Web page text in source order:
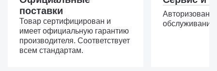
поставки
Товар сертифицирован и
имеет официальную гарантию
производителя. Соответствует
всем стандартам.